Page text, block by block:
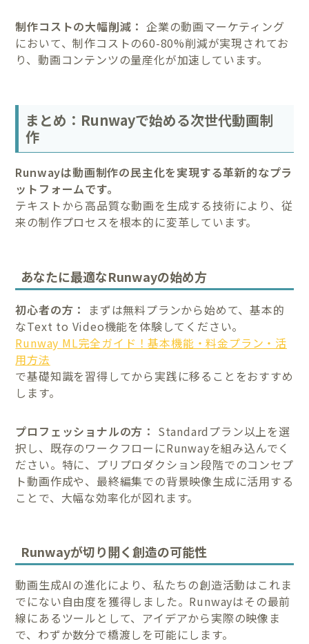
制作コストの大幅削減： 企業の動画マーケティング
において、制作コストの60-80%削減が実現されてお
り、動画コンテンツの量産化が加速しています。
まとめ：Runwayで始める次世代動画制
作
Runwayは動画制作の民主化を実現する革新的なプラ
ットフォームです。
テキストから高品質な動画を生成する技術により、従
来の制作プロセスを根本的に変革しています。
あなたに最適なRunwayの始め方
初心者の方：
まずは無料プランから始めて、基本的
なText to Video機能を体験してください。
Runway ML完全ガイド！基本機能・料金プラン・活
用方法
で基礎知識を習得してから実践に移ることをおすすめ
します。
プロフェッショナルの方： Standardプラン以上を選
択し、既存のワークフローにRunwayを組み込んでく
ださい。特に、プリプロダクション段階でのコンセプ
ト動画作成や、最終編集での背景映像生成に活用する
ことで、大幅な効率化が図れます。
Runwayが切り開く創造の可能性
動画生成AIの進化により、私たちの創造活動はこれま
でにない自由度を獲得しました。Runwayはその最前
線にあるツールとして、アイデアから実際の映像ま
で、わずか数分で橋渡しを可能にします。